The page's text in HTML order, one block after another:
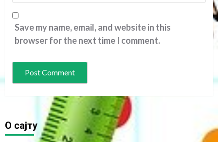
Save my name, email, and website in this
browser for the next time I comment.
O сајту